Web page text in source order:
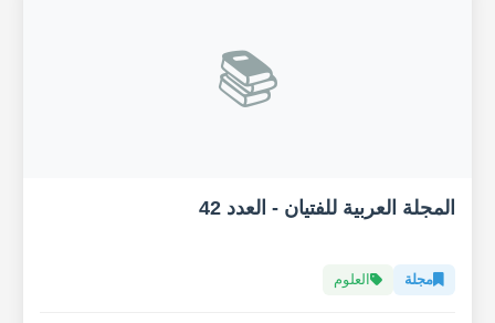
📚
المجلة العربية للفتيان - العدد 42
مجلة العلوم